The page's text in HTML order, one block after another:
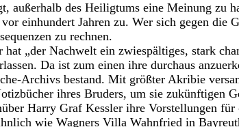
außerhalb des Heiligtums eine Meinung zu
einhundert Jahren zu. Wer sich gegen die
zu rechnen.
hat „der Nachwelt ein zwiespältiges, stark
Da ist zum einen ihre durchaus
Archivs bestand. Mit größter Akribie
ihres Bruders, um sie zukünftigen
Harry Graf Kessler ihre Vorstellungen für
wie Wagners Villa Wahnfried in